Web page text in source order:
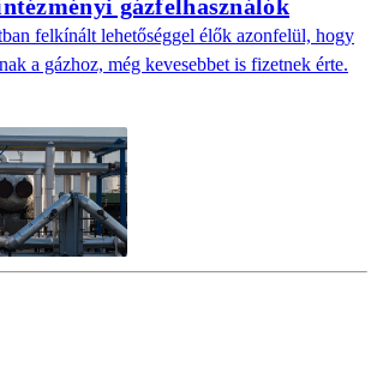
gázfelhasználók
felkínált lehetőséggel élők azonfelül, hogy
a gázhoz, még kevesebbet is fizetnek érte.